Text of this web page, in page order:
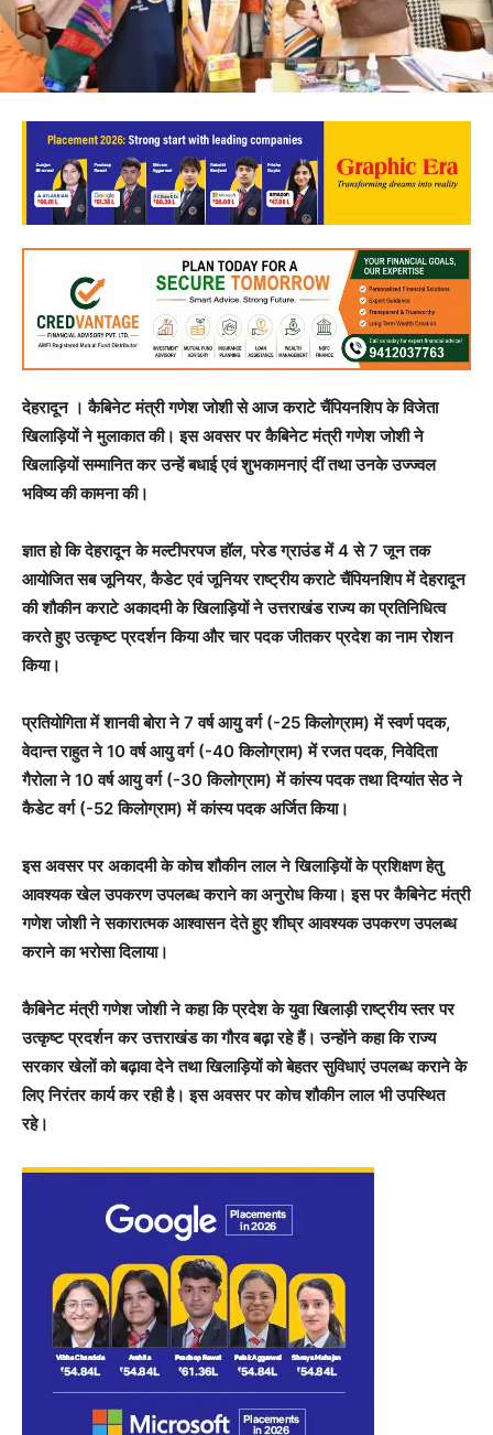
देहरादून । कैबिनेट मंत्री गणेश जोशी से आज कराटे चैंपियनशिप के विजेता
खिलाड़ियों ने मुलाकात की। इस अवसर पर कैबिनेट मंत्री गणेश जोशी ने
खिलाड़ियों सम्मानित कर उन्हें बधाई एवं शुभकामनाएं दीं तथा उनके उज्ज्वल
भविष्य की कामना की।
ज्ञात हो कि देहरादून के मल्टीपरपज हॉल, परेड ग्राउंड में 4 से 7 जून तक
आयोजित सब जूनियर, कैडेट एवं जूनियर राष्ट्रीय कराटे चैंपियनशिप में देहरादून
की शौकीन कराटे अकादमी के खिलाड़ियों ने उत्तराखंड राज्य का प्रतिनिधित्व
करते हुए उत्कृष्ट प्रदर्शन किया और चार पदक जीतकर प्रदेश का नाम रोशन
किया।
प्रतियोगिता में शानवी बोरा ने 7 वर्ष आयु वर्ग (-25 किलोग्राम) में स्वर्ण पदक,
वेदान्त राहुत ने 10 वर्ष आयु वर्ग (-40 किलोग्राम) में रजत पदक, निवेदिता
गैरोला ने 10 वर्ष आयु वर्ग (-30 किलोग्राम) में कांस्य पदक तथा दिग्यांत सेठ ने
कैडेट वर्ग (-52 किलोग्राम) में कांस्य पदक अर्जित किया।
इस अवसर पर अकादमी के कोच शौकीन लाल ने खिलाड़ियों के प्रशिक्षण हेतु
आवश्यक खेल उपकरण उपलब्ध कराने का अनुरोध किया। इस पर कैबिनेट मंत्री
गणेश जोशी ने सकारात्मक आश्वासन देते हुए शीघ्र आवश्यक उपकरण उपलब्ध
कराने का भरोसा दिलाया।
कैबिनेट मंत्री गणेश जोशी ने कहा कि प्रदेश के युवा खिलाड़ी राष्ट्रीय स्तर पर
उत्कृष्ट प्रदर्शन कर उत्तराखंड का गौरव बढ़ा रहे हैं। उन्होंने कहा कि राज्य
सरकार खेलों को बढ़ावा देने तथा खिलाड़ियों को बेहतर सुविधाएं उपलब्ध कराने के
लिए निरंतर कार्य कर रही है। इस अवसर पर कोच शौकीन लाल भी उपस्थित
रहे।